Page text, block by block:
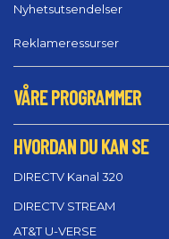
Nyhetsutsendelser
Reklameressurser
VÅRE PROGRAMMER
HVORDAN DU KAN SE
DIRECTV Kanal 320
DIRECTV STREAM
AT&T U-VERSE